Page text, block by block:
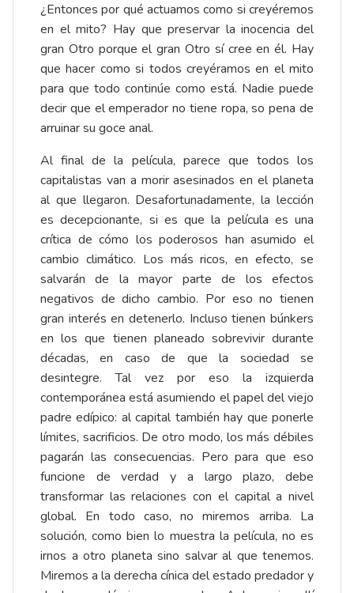
¿Entonces por qué actuamos como si creyéremos
en el mito? Hay que preservar la inocencia del
gran Otro porque el gran Otro sí cree en él. Hay
que hacer como si todos creyéramos en el mito
para que todo continúe como está. Nadie puede
decir que el emperador no tiene ropa, so pena de
arruinar su goce anal.
Al final de la película, parece que todos los
capitalistas van a morir asesinados en el planeta
al que llegaron. Desafortunadamente, la lección
es decepcionante, si es que la película es una
crítica de cómo los poderosos han asumido el
cambio climático. Los más ricos, en efecto, se
salvarán de la mayor parte de los efectos
negativos de dicho cambio. Por eso no tienen
gran interés en detenerlo. Incluso tienen búnkers
en los que tienen planeado sobrevivir durante
décadas, en caso de que la sociedad se
desintegre. Tal vez por eso la izquierda
contemporánea está asumiendo el papel del viejo
padre edípico: al capital también hay que ponerle
límites, sacrificios. De otro modo, los más débiles
pagarán las consecuencias. Pero para que eso
funcione de verdad y a largo plazo, debe
transformar las relaciones con el capital a nivel
global. En todo caso, no miremos arriba. La
solución, como bien lo muestra la película, no es
irnos a otro planeta sino salvar al que tenemos.
Miremos a la derecha cínica del estado predador y